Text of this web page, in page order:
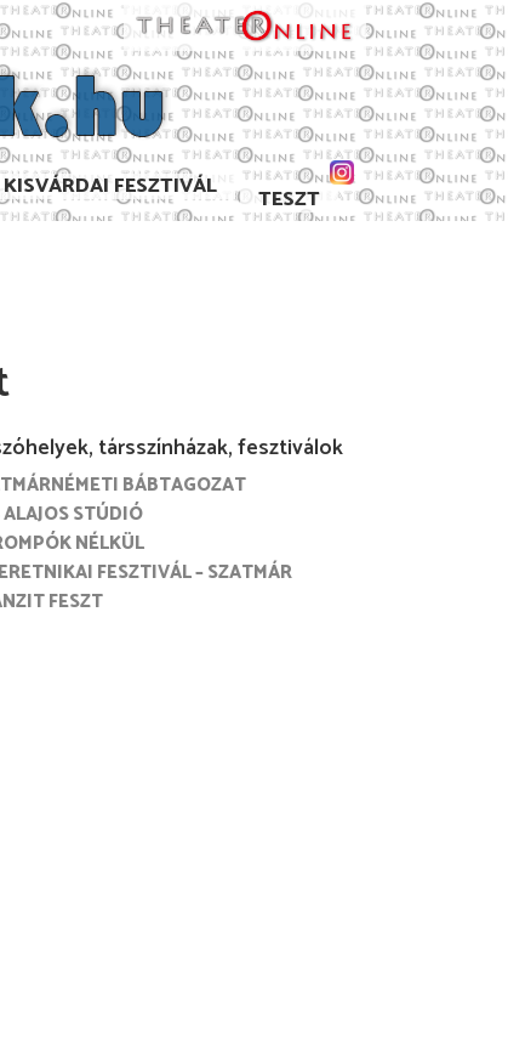
KISVÁRDAI FESZTIVÁL TESZT
2006/2007 2005/2006
társszínházak, fesztiválok
BÁBTAGOZAT
ALAJOS STÚDIÓ
NÉLKÜL
FESZTIVÁL – SZATMÁR
FESZT